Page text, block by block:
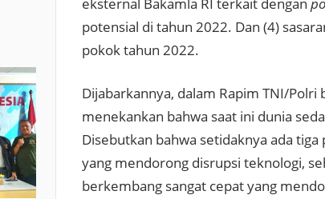
potensial di tahun 2022. Dan (4)
pokok tahun 2022.
Dijabarkannya, dalam Rapim TNI/
menekankan bahwa saat ini dunia
Disebutkan bahwa setidaknya ada
yang mendorong disrupsi teknologi,
berkembang sangat cepat yang